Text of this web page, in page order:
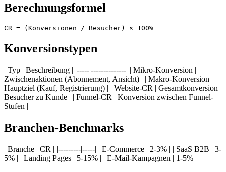
Berechnungsformel
Konversionstypen
| Typ | Beschreibung | |-----|--------------| | Mikro-Konversion |
Zwischenaktionen (Abonnement, Ansicht) | | Makro-Konversion |
Hauptziel (Kauf, Registrierung) | | Website-CR | Gesamtkonversion
Besucher zu Kunde | | Funnel-CR | Konversion zwischen Funnel-
Stufen |
Branchen-Benchmarks
| Branche | CR | |---------|-----| | E-Commerce | 2-3% | | SaaS B2B | 3-
5% | | Landing Pages | 5-15% | | E-Mail-Kampagnen | 1-5% |